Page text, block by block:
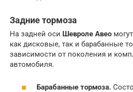
Задние тормоза
На задней оси Шевроле Авео
как дисковые, так и барабанные
зависимости от поколения и
автомобиля.
Барабанные тормоза.